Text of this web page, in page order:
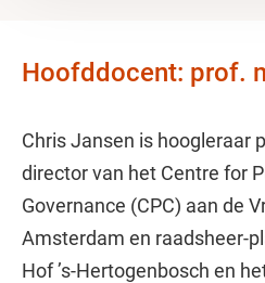
Hoofddocent: prof.
Chris Jansen is hoogleraar
director van het Centre for
Governance (CPC) aan de
Amsterdam en raadsheer-
Hof ’s-Hertogenbosch en